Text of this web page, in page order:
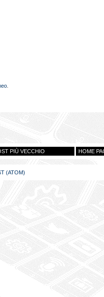
PIÙ VECCHIO HOME
(ATOM)